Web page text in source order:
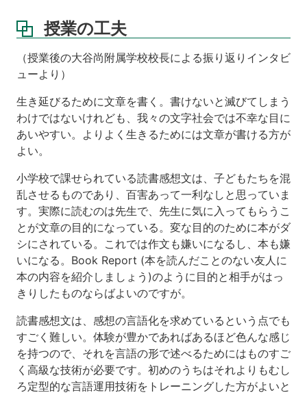
き
た
な
が
思
う
企
画
何
で
し
た
か?
学
習
成
授
の
夫
授業の工夫
（授業後の大谷尚附属学校校長による振り返りインタビ
ューより）
生き延びるために文章を書く。書けないと滅びてしまう
わけではないけれども、我々の文字社会では不幸な目に
あいやすい。よりよく生きるためには文章が書ける方が
よい。
小学校で課せられている読書感想文は、子どもたちを混
乱させるものであり、百害あって一利なしと思っていま
す。実際に読むのは先生で、先生に気に入ってもらうこ
とが文章の目的になっている。変な目的のために本がダ
シにされている。これでは作文も嫌いになるし、本も嫌
いになる。Book Report (本を読んだことのない友人に
本の内容を紹介しましょう)のように目的と相手がはっ
きりしたものならばよいのですが。
読書感想文は、感想の言語化を求めているという点でも
すごく難しい。体験が豊かであればあるほど色んな感じ
を持つので、それを言語の形で述べるためにはものすご
く高級な技術が必要です。初めのうちはそれよりもむし
ろ定型的な言語運用技術をトレーニングした方がよいと